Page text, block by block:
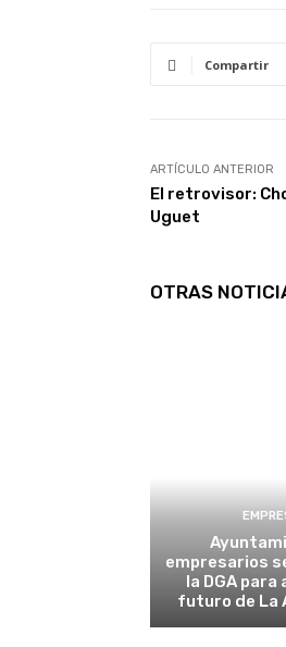
Compartir
ARTÍCULO ANTERIOR
El retrovisor:
Uguet
OTRAS
empresarios
la DGA para
futuro de La